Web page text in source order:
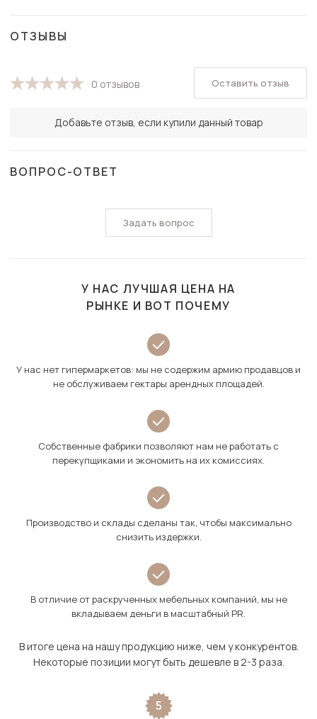
ОТЗЫВЫ
0 отзывов
Добавьте отзыв, если купили данный товар
Оставить отзыв
ВОПРОС-ОТВЕТ
Задать вопрос
У НАС ЛУЧШАЯ ЦЕНА НА
РЫНКЕ И ВОТ ПОЧЕМУ
У нас нет гипермаркетов: мы не содержим армию продавцов и
не обслуживаем гектары арендных площадей.
Собственные фабрики позволяют нам не работать с
перекупщиками и экономить на их комиссиях.
Производство и склады сделаны так, чтобы максимально
снизить издержки.
В отличие от раскрученных мебельных компаний, мы не
вкладываем деньги в масштабный PR.
В итоге цена на нашу продукцию ниже, чем у конкурентов.
Некоторые позиции могут быть дешевле в 2-3 раза.
5